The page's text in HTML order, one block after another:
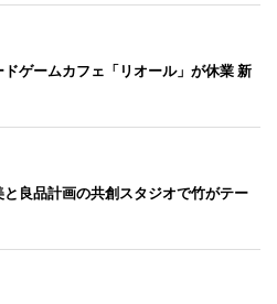
ゲームカフェ「リオール」が休業 新
良品計画の共創スタジオで竹がテー